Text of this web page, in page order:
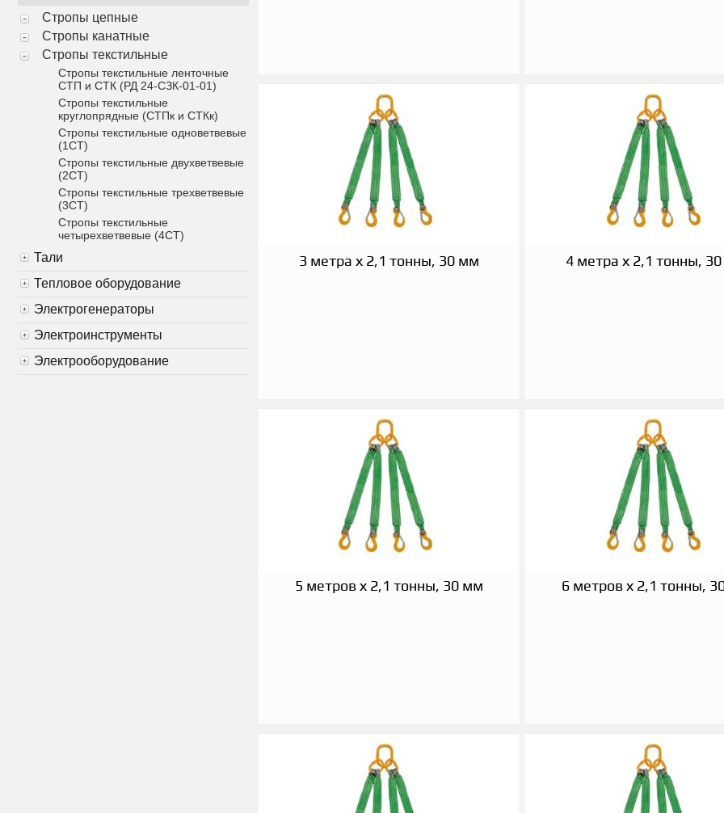
Стропы цепные
Стропы канатные
Стропы текстильные
Стропы текстильные ленточные
СТП и СТК (РД 24-СЗК-01-01)
Стропы текстильные
круглопрядные (СТПк и СТКк)
Стропы текстильные одноветвевые
(1СТ)
Стропы текстильные двухветвевые
(2СТ)
Стропы текстильные трехветвевые
(3СТ)
Стропы текстильные
четырехветвевые (4СТ)
Тали
Тепловое оборудование
Электрогенераторы
Электроинструменты
Электрооборудование
3 метра х 2,1 тонны, 30 мм 4 метра х 2,1 тонны,
5 метров х 2,1 тонны, 30 мм 6 метров х 2,1 тонны,